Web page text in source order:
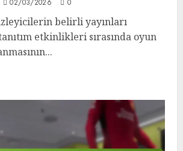
02/03/2026 0
belirli yayınları
etkinlikleri sırasında oyun